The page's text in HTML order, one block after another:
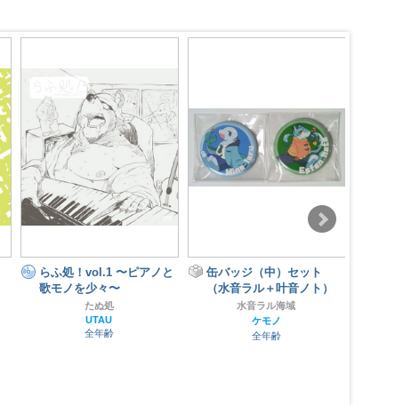
らふ処！vol.1 〜ピアノと
歌モノを少々〜
たぬ処
UTAU
全年齢
缶バッジ（中）セット
（水音ラル＋叶音ノト）
水音ラル海域
ケモノ
全年齢